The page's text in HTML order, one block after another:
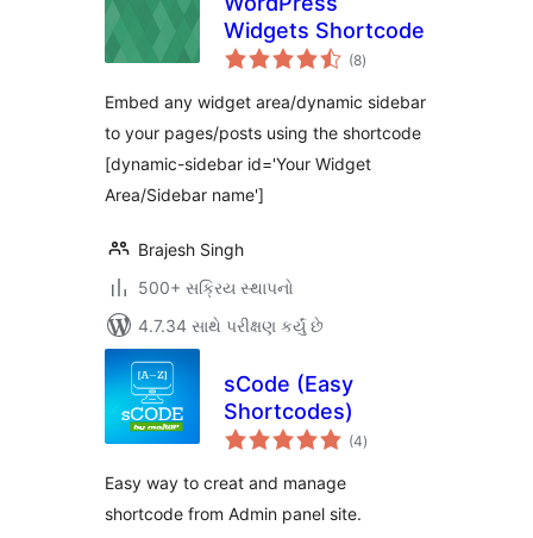
Widgets Shortcode
(8કુલ
રેટિંગ્સ
)
Embed any widget area/dynamic sidebar
to your pages/posts using the shortcode
[dynamic-sidebar id='Your Widget
Area/Sidebar name']
Brajesh Singh
500+ સક્રિય સ્થાપનો
4.7.34 સાથે પરીક્ષણ કર્યું છે
sCode (Easy
Shortcodes)
(4કુલ
રેટિંગ્સ
)
Easy way to creat and manage
shortcode from Admin panel site.